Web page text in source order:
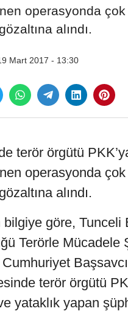
operasyonda çok
alındı.
Mart 2017 - 13:30
terör örgütü
operasyonda çok
alındı.
bilgiye göre, Tunceli
Terörle Mücadele
terör örgütü
yataklık yapan